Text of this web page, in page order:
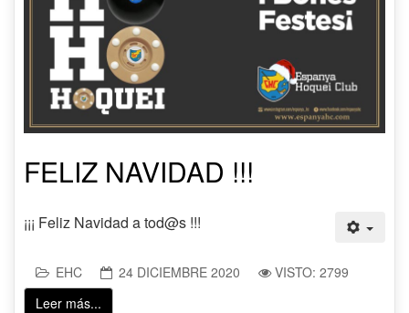
FELIZ NAVIDAD !!!
¡¡¡ Feliz Navidad a tod@s !!!
EHC 24 DICIEMBRE 2020
VISTO: 2799
Leer más...